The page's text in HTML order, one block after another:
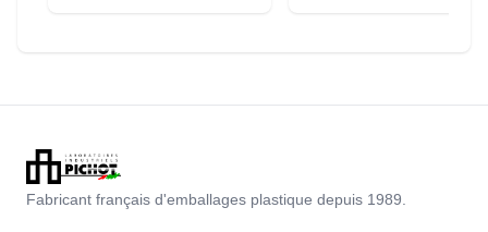
Fabricant français d'emballages plastique depuis 1989.